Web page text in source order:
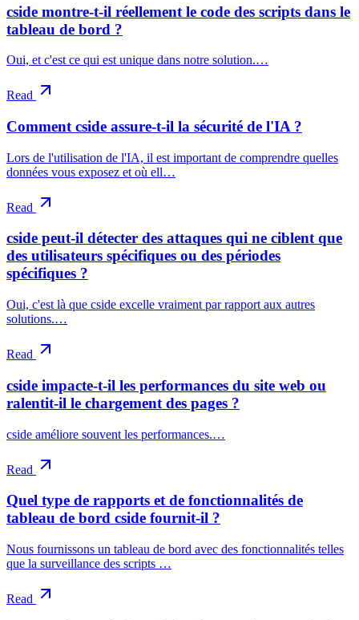
cside montre-t-il réellement le code des scripts dans le
tableau de bord ?
Oui, et c'est ce qui est unique dans notre solution.…
Read
Comment cside assure-t-il la sécurité de l'IA ?
Lors de l'utilisation de l'IA, il est important de comprendre quelles
données vous exposez et où ell…
Read
cside peut-il détecter des attaques qui ne ciblent que
des utilisateurs spécifiques ou des périodes
spécifiques ?
Oui, c'est là que cside excelle vraiment par rapport aux autres
solutions.…
Read
cside impacte-t-il les performances du site web ou
ralentit-il le chargement des pages ?
cside améliore souvent les performances.…
Read
Quel type de rapports et de fonctionnalités de
tableau de bord cside fournit-il ?
Nous fournissons un tableau de bord avec des fonctionnalités telles
que la surveillance des scripts …
Read